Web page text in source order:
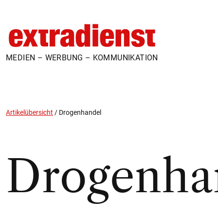
MEDIEN – WERBUNG – KOMMUNIKATION
Artikelübersicht / Drogenhandel